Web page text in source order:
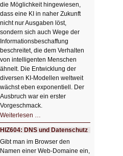
die Möglichkeit hingewiesen,
dass eine KI in naher Zukunft
nicht nur Ausgaben löst,
sondern sich auch Wege der
Informationsbeschaffung
beschreitet, die dem Verhalten
von intelligenten Menschen
ähnelt. Die Entwicklung der
diversen KI-Modellen weltweit
wächst eben exponentiell. Der
Ausbruch war ein erster
Vorgeschmack.
Weiterlesen …
Der
Ausbruch
der
KI
HIZ604: DNS und Datenschutz
Gibt man im Browser den
Namen einer Web-Domaine ein,